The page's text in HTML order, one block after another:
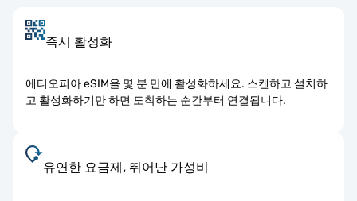
즉시 활성화
에티오피아 eSIM을 몇 분 만에 활성화하세요. 스캔하고 설치하
고 활성화하기만 하면 도착하는 순간부터 연결됩니다.
유연한 요금제, 뛰어난 가성비